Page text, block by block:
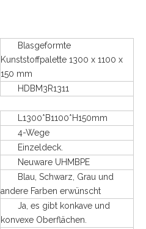
Blasgeformte
Kunststoffpalette 1300 x 1100 x
150 mm
HDBM3R1311
L1300*B1100*H150mm
4-Wege
Einzeldeck.
Neuware UHMBPE
Blau, Schwarz, Grau und
andere Farben erwünscht
Ja, es gibt konkave und
konvexe Oberflächen.